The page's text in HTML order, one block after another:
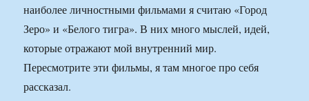
наиболее личностными фильмами я считаю «Город
Зеро» и «Белого тигра». В них много мыслей, идей,
которые отражают мой внутренний мир.
Пересмотрите эти фильмы, я там многое про себя
рассказал.